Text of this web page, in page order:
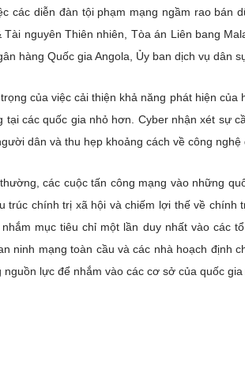
các diễn đàn tội phạm mạng ngầm rao bán
nguyên Thiên nhiên, Tòa án Liên bang
hàng Quốc gia Angola, Ủy ban dịch vụ dân
của việc cải thiện khả năng phát hiện
tại các quốc gia nhỏ hơn. Cyber nhận xét sự
dân và thu hẹp khoảng cách về công nghệ
các cuộc tấn công mạng vào những
trúc chính trị xã hội và chiếm lợi thế về chính
mục tiêu chỉ một lần duy nhất vào các
ninh mạng toàn cầu và các nhà hoạch định
lực để nhắm vào các cơ sở của quốc gia